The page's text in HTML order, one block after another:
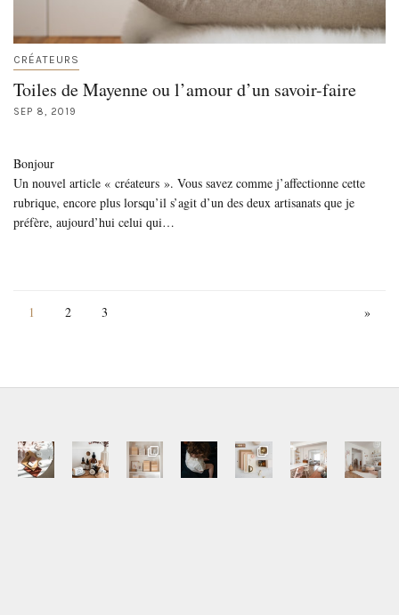
CRÉATEURS
Toiles de Mayenne ou l’amour d’un savoir-faire
SEP 8, 2019
Bonjour
Un nouvel article « créateurs ». Vous savez comme j’affectionne cette
rubrique, encore plus lorsqu’il s’agit d’un des deux artisanats que je
préfère, aujourd’hui celui qui…
1 2 3 »